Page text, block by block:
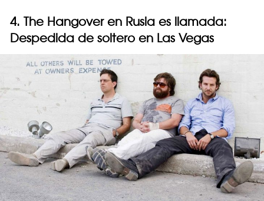
4. The Hangover en Rusia es llamada:
Despedida de soltero en Las Vegas